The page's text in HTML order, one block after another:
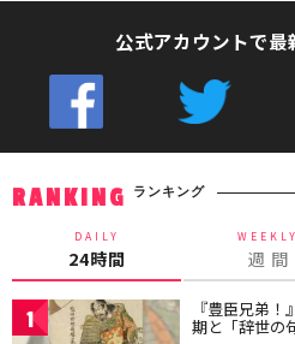
公式アカウントで最
RANKING ランキング
DAILY
24時間
WEEKLY
週 間
1 『豊臣兄弟
期と「辞世の